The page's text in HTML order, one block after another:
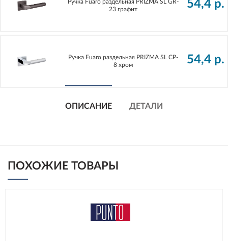
Ручка Fuaro раздельная PRIZMA SL GR-
23 графит
54,4 р.
Ручка Fuaro раздельная PRIZMA SL CP-
8 хром
54,4 р.
ОПИСАНИЕ ДЕТАЛИ
ПОХОЖИЕ ТОВАРЫ